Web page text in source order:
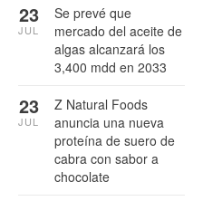
Se prevé que
mercado del aceite de
algas alcanzará los
3,400 mdd en 2033
23
JUL
Z Natural Foods
anuncia una nueva
proteína de suero de
cabra con sabor a
chocolate
23
JUL